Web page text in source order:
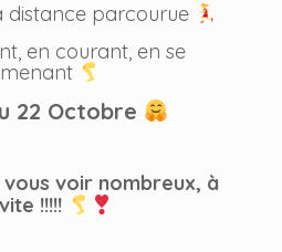
distance parcourue
en courant, en se
22 Octobre
vous voir nombreux, à
!!!!!